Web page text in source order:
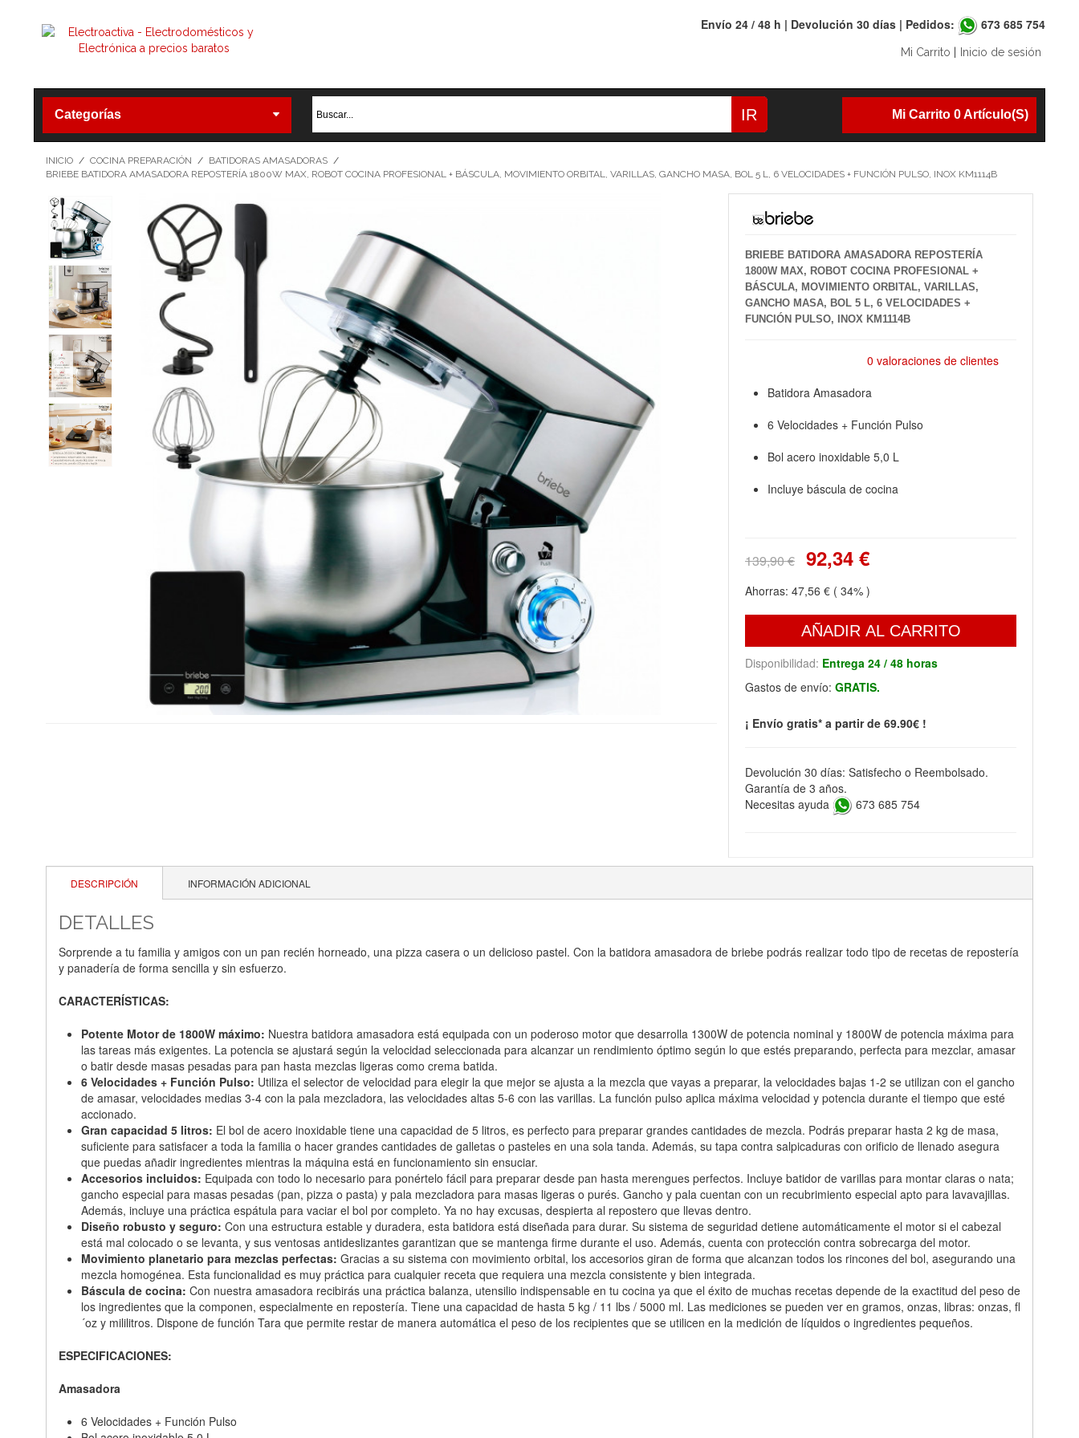
Envío 24 / 48 h | Devolución 30 días | Pedidos: 673 685 754
Mi Carrito Inicio de sesión
Categorías Mi Carrito 0 Artículo(s)
IR
INICIO / COCINA PREPARACIÓN / BATIDORAS AMASADORAS /
BRIEBE BATIDORA AMASADORA REPOSTERÍA 1800W MAX, ROBOT COCINA PROFESIONAL + BÁSCULA, MOVIMIENTO ORBITAL, VARILLAS, GANCHO MASA, BOL 5 L, 6 VELOCIDADES + FUNCIÓN PULSO, INOX KM1114B
BRIEBE BATIDORA AMASADORA REPOSTERÍA
1800W MAX, ROBOT COCINA PROFESIONAL +
BÁSCULA, MOVIMIENTO ORBITAL, VARILLAS,
GANCHO MASA, BOL 5 L, 6 VELOCIDADES +
FUNCIÓN PULSO, INOX KM1114B
0 valoraciones de clientes
Batidora Amasadora
6 Velocidades + Función Pulso
Bol acero inoxidable 5,0 L
Incluye báscula de cocina
139,90 € 92,34 €
Ahorras: 47,56 € ( 34% )
AÑADIR AL CARRITO
Disponibilidad: Entrega 24 / 48 horas
Gastos de envío: GRATIS.
¡ Envío gratis* a partir de 69.90€ !
Devolución 30 días: Satisfecho o Reembolsado.
Garantía de 3 años.
Necesitas ayuda
673 685 754
DESCRIPCIÓN INFORMACIÓN ADICIONAL
DETALLES
Sorprende a tu familia y amigos con un pan recién horneado, una pizza casera o un delicioso pastel. Con la batidora amasadora de briebe podrás realizar todo tipo de recetas de repostería
y panadería de forma sencilla y sin esfuerzo.
CARACTERÍSTICAS:
Potente Motor de 1800W máximo: Nuestra batidora amasadora está equipada con un poderoso motor que desarrolla 1300W de potencia nominal y 1800W de potencia máxima para
las tareas más exigentes. La potencia se ajustará según la velocidad seleccionada para alcanzar un rendimiento óptimo según lo que estés preparando, perfecta para mezclar, amasar
o batir desde masas pesadas para pan hasta mezclas ligeras como crema batida.
6 Velocidades + Función Pulso: Utiliza el selector de velocidad para elegir la que mejor se ajusta a la mezcla que vayas a preparar, la velocidades bajas 1-2 se utilizan con el gancho
de amasar, velocidades medias 3-4 con la pala mezcladora, las velocidades altas 5-6 con las varillas. La función pulso aplica máxima velocidad y potencia durante el tiempo que esté
accionado.
Gran capacidad 5 litros: El bol de acero inoxidable tiene una capacidad de 5 litros, es perfecto para preparar grandes cantidades de mezcla. Podrás preparar hasta 2 kg de masa,
suficiente para satisfacer a toda la familia o hacer grandes cantidades de galletas o pasteles en una sola tanda. Además, su tapa contra salpicaduras con orificio de llenado asegura
que puedas añadir ingredientes mientras la máquina está en funcionamiento sin ensuciar.
Accesorios incluidos: Equipada con todo lo necesario para ponértelo fácil para preparar desde pan hasta merengues perfectos. Incluye batidor de varillas para montar claras o nata;
gancho especial para masas pesadas (pan, pizza o pasta) y pala mezcladora para masas ligeras o purés. Gancho y pala cuentan con un recubrimiento especial apto para lavavajillas.
Además, incluye una práctica espátula para vaciar el bol por completo. Ya no hay excusas, despierta al repostero que llevas dentro.
Diseño robusto y seguro: Con una estructura estable y duradera, esta batidora está diseñada para durar. Su sistema de seguridad detiene automáticamente el motor si el cabezal
está mal colocado o se levanta, y sus ventosas antideslizantes garantizan que se mantenga firme durante el uso. Además, cuenta con protección contra sobrecarga del motor.
Movimiento planetario para mezclas perfectas: Gracias a su sistema con movimiento orbital, los accesorios giran de forma que alcanzan todos los rincones del bol, asegurando una
mezcla homogénea. Esta funcionalidad es muy práctica para cualquier receta que requiera una mezcla consistente y bien integrada.
Báscula de cocina: Con nuestra amasadora recibirás una práctica balanza, utensilio indispensable en tu cocina ya que el éxito de muchas recetas depende de la exactitud del peso de
los ingredientes que la componen, especialmente en repostería. Tiene una capacidad de hasta 5 kg / 11 lbs / 5000 ml. Las mediciones se pueden ver en gramos, onzas, libras: onzas, fl
´oz y mililitros. Dispone de función Tara que permite restar de manera automática el peso de los recipientes que se utilicen en la medición de líquidos o ingredientes pequeños.
ESPECIFICACIONES:
Amasadora
6 Velocidades + Función Pulso